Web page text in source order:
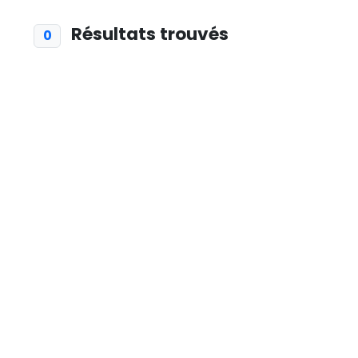
0 Résultats trouvés